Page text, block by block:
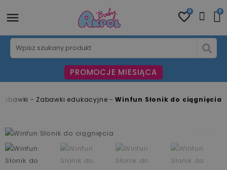
0 0
PROMOCJE MIESIĄCA
Zabawki edukacyjne Winfun Słonik do ciągnięcia